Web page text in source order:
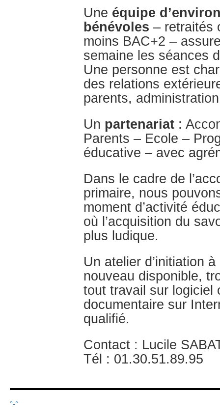
Une équipe
bénévoles – retraités
moins BAC+2 –
semaine les séances
Une personne est
des relations
parents,
Un partenariat :
Parents – Ecole –
éducative – avec
Dans le cadre de
primaire, nous
moment d’activité
où l’acquisition du
plus ludique.
Un atelier d’initiation
nouveau disponible,
tout travail sur logiciel
documentaire sur
qualifié.
Contact : Lucile
Tél : 01.30.51.89.95
°-°